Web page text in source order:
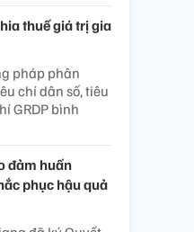
thuế giá trị gia
pháp phân
chí dân số, tiêu
GRDP bình
đảm huấn
phục hậu quả